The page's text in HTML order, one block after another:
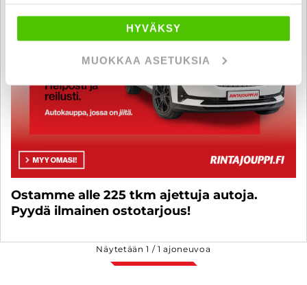
HYVÄKSY
MUOKKAA ASETUKSIA
Ostamme alle 225 tkm ajettuja autoja.
Pyydä ilmainen ostotarjous!
Näytetään1 /1 ajoneuvoa